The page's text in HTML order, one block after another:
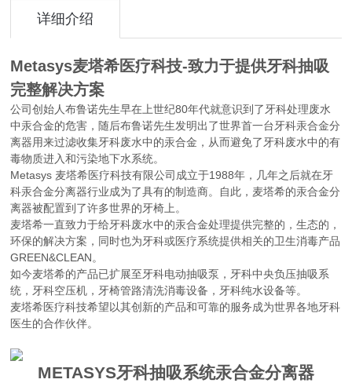
详细介绍
Metasys麦塔希医疗科技-致力于提供牙科抽吸
完整解决方案
公司创始人布鲁诺先生早在上世纪80年代就意识到了牙科处理废水
中汞合金的危害，随后布鲁诺先生发明出了世界首一台牙科汞合金分
离器用来过滤收集牙科废水中的汞合金，从而避免了牙科废水中的有
毒物质进入和污染地下水系统。
Metasys 麦塔希医疗科技有限公司成立于1988年，几年之后就在牙
科汞合金分离器行业成为了具有的制造商。自此，麦塔希的汞合金分
离器被配置到了许多世界的牙椅上。
麦塔希一直致力于给牙科废水中的汞合金处理提供完整的，生态的，
环保的解决方案，同时也为牙科或医疗系统提供相关的卫生消毒产品
GREEN&CLEAN。
如今麦塔希的产品已扩展至牙科电动抽吸泵，牙科中央负压抽吸系
统，牙科空压机，牙椅管路清洗消毒设备，牙科纯水设备等。
麦塔希医疗科技希望以其创新的产品和可靠的服务成为世界各地牙科
医生的合作伙伴。
METASYS牙科抽吸系统汞合金分离器